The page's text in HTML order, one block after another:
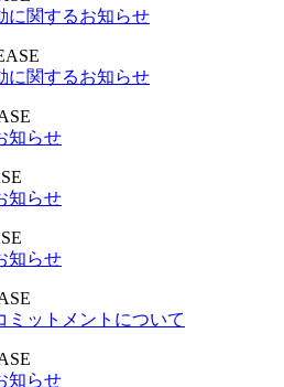
に関するお知らせ
に関するお知らせ
知らせ
知らせ
知らせ
ミットメントについて
知らせ